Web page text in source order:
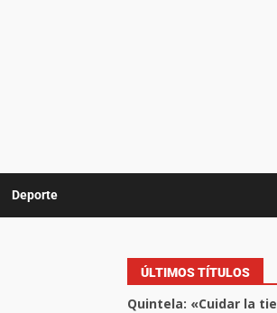
Deporte
ÚLTIMOS TÍTULOS
Quintela: «Cuidar la